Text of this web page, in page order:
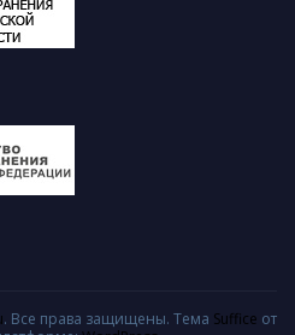
. Все права защищены. Тема Suffice от